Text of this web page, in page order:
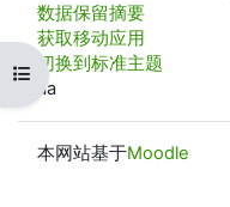
打开课程索引
‎数据保留摘要‎
获取移动应用
切换到标准主题
aa
本网站基于Moodle